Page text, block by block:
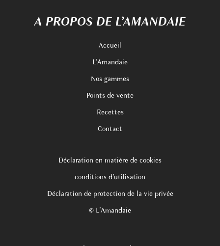
A PROPOS DE L’AMANDAIE
Accueil
L’Amandaie
Nos gammes
Points de vente
Recettes
Contact
Déclaration en matière de cookies
conditions d’utilisation
Déclaration de protection de la vie privée
© L'Amandaie